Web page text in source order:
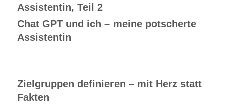
Assistentin, Teil 2
Chat GPT und ich – meine potscherte
Assistentin
Zielgruppen definieren – mit Herz statt
Fakten